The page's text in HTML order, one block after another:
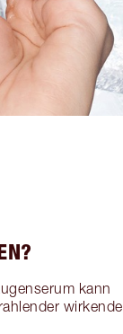
kann
wirkende